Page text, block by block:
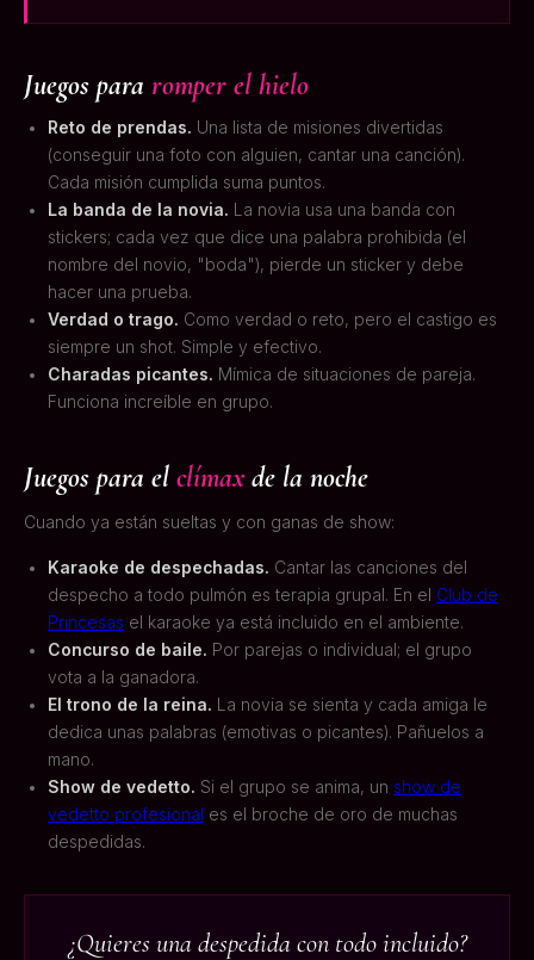
Juegos para romper el hielo
Reto de prendas. Una lista de misiones divertidas
(conseguir una foto con alguien, cantar una canción).
Cada misión cumplida suma puntos.
La banda de la novia. La novia usa una banda con
stickers; cada vez que dice una palabra prohibida (el
nombre del novio, "boda"), pierde un sticker y debe
hacer una prueba.
Verdad o trago. Como verdad o reto, pero el castigo es
siempre un shot. Simple y efectivo.
Charadas picantes. Mímica de situaciones de pareja.
Funciona increíble en grupo.
Juegos para el clímaxde la noche
Cuando ya están sueltas y con ganas de show:
Karaoke de despechadas. Cantar las canciones del
despecho a todo pulmón es terapia grupal. En el Club de
Princesas el karaoke ya está incluido en el ambiente.
Concurso de baile. Por parejas o individual; el grupo
vota a la ganadora.
El trono de la reina. La novia se sienta y cada amiga le
dedica unas palabras (emotivas o picantes). Pañuelos a
mano.
Show de vedetto. Si el grupo se anima, un show de
vedetto profesional es el broche de oro de muchas
despedidas.
¿Quieres una despedida con todo incluido?